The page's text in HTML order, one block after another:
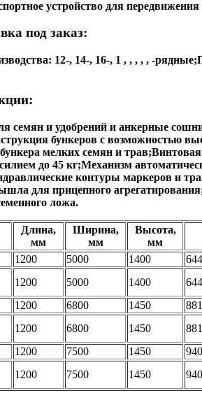
12-, 14-, 16-, 18-, 20-, 22-,
семян и удобрений и анкерные
бункеров с возможностью
мелких семян и
до 45 кг;Механизм
контуры маркеров и
для прицепного
Длина,
мм
Ширина,
мм
Высота,
мм
1200 5000 1400 644
1200 5000 1400 644
1200 6800 1450 881
1200 6800 1450 881
1200 7500 1450 940
1200 7500 1450 940